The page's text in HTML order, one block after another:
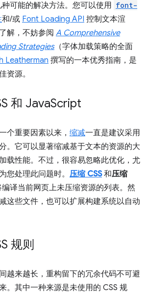
可能的解决方法。您可以使用 font-
和/或 Font Loading API 控制文本渲
解，不妨参阅 A Comprehensive
Strategies（字体加载策略的全面
Leatherman 撰写的一本优秀指南，是
资源。
和 JavaScript
个重要因素以来， 缩减一直是建议采用
。它可以显著缩减基于文本的资源的大
载性能。不过，很容易忽略此优化，尤
您处理此问题时。 压缩 CSS和压缩
译当前网页上未压缩资源的列表。然
这些文件，也可以扩展构建系统以自动
规则
越来越长，重构留下的冗余代码不可避
。其中一种来源是未使用的 CSS 规